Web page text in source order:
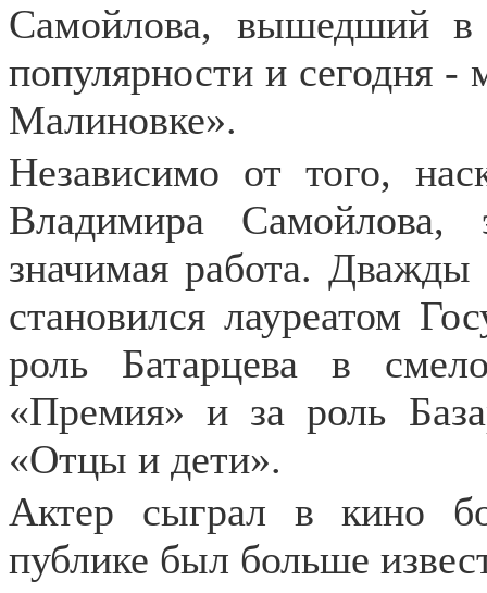
Самойлова, вышедший
популярности и сегодня -
Малиновке».
Независимо от того,
Владимира Самойлова,
значимая работа.
становился лауреатом
роль Батарцева в
«Премия» и за роль
«Отцы и дети».
Актер сыграл в кино
публике был больше